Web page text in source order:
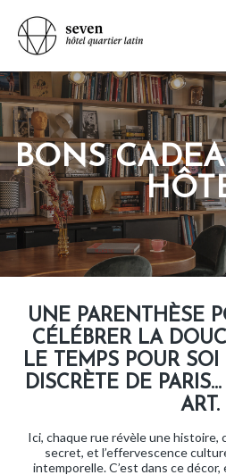
BONS
UNE PARENTHÈSE
CÉLÉBRER LA
LE TEMPS POUR SOI
DISCRÈTE DE
ART.
Ici, chaque rue révèle une histoire,
secret, et l’effervescence
intemporelle. C’est dans ce